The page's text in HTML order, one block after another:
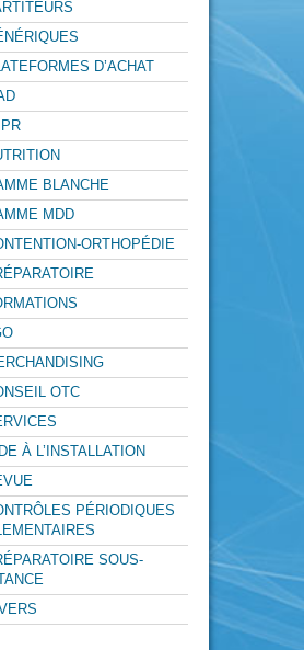
D’ACHAT
BLANCHE
MDD
ORTHOPÉDIE
OTC
À L’INSTALLATION
PÉRIODIQUES
SOUS-